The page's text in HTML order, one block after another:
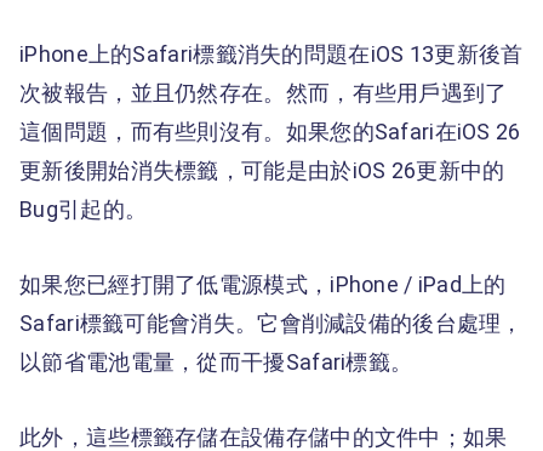
iPhone上的Safari標籤消失的問題在iOS 13更新後首
次被報告，並且仍然存在。然而，有些用戶遇到了
這個問題，而有些則沒有。如果您的Safari在iOS 26
更新後開始消失標籤，可能是由於iOS 26更新中的
Bug引起的。
如果您已經打開了低電源模式，iPhone / iPad上的
Safari標籤可能會消失。它會削減設備的後台處理，
以節省電池電量，從而干擾Safari標籤。
此外，這些標籤存儲在設備存儲中的文件中；如果